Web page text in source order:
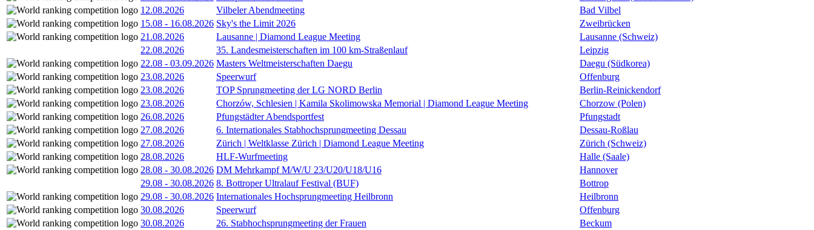
12.08.2026
Vilbeler Abendmeeting
Bad Vilbel
15.08 - 16.08.2026 Sky's the Limit 2026
Zweibrücken
21.08.2026
Lausanne | Diamond League Meeting
Lausanne (Schweiz)
22.08.2026
35. Landesmeisterschaften im 100 km-Straßenlauf
Leipzig
22.08 - 03.09.2026 Masters Weltmeisterschaften Daegu
Daegu (Südkorea)
23.08.2026
Speerwurf
Offenburg
23.08.2026
TOP Sprungmeeting der LG NORD Berlin
Berlin-Reinickendorf
23.08.2026
Chorzów, Schlesien | Kamila Skolimowska Memorial | Diamond League Meeting
Chorzow (Polen)
26.08.2026
Pfungstädter Abendsportfest
Pfungstadt
27.08.2026
6. Internationales Stabhochsprungmeeting Dessau
Dessau-Roßlau
27.08.2026
Zürich | Weltklasse Zürich | Diamond League Meeting
Zürich (Schweiz)
28.08.2026
HLF-Wurfmeeting
Halle (Saale)
28.08 - 30.08.2026 DM Mehrkampf M/W/U 23/U20/U18/U16
Hannover
29.08 - 30.08.2026 8. Bottroper Ultralauf Festival (BUF)
Bottrop
29.08 - 30.08.2026 Internationales Hochsprungmeeting Heilbronn
Heilbronn
30.08.2026
Speerwurf
Offenburg
30.08.2026
26. Stabhochsprungmeeting der Frauen
Beckum